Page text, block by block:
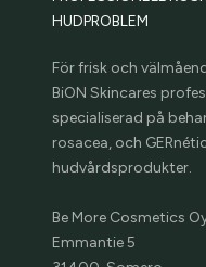
HUDPROBLEM
För frisk och
BiON Skincares
specialiserad på
rosacea, och
hudvårdsprodukter.
Be More Cosmetics
Emmantie 5